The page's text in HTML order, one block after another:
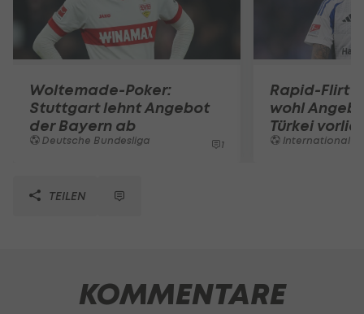
Woltemade-Poker:
Stuttgart lehnt Angebot
der Bayern ab
Deutsche Bundesliga 1
Rapid-Flirt
wohl
Türkei
International
TEILEN
KOMMENTARE